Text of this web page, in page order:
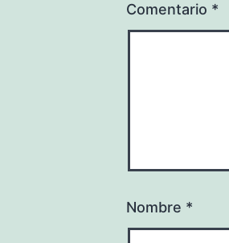
Comentario *
Nombre *